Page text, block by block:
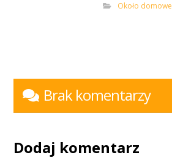
Około domowe
Brak komentarzy
Dodaj komentarz